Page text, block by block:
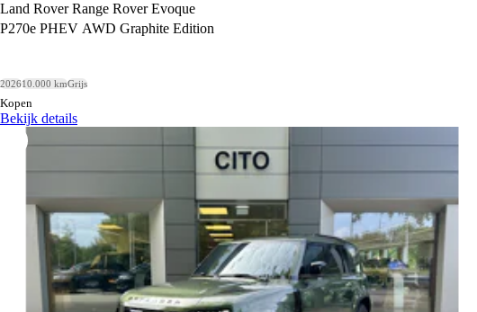
Land Rover Range Rover Evoque
P270e PHEV AWD Graphite Edition
202610.000 kmGrijs
Kopen
Bekijk details